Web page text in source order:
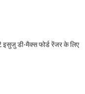
इसुजु डी-मैक्स फोर्ड रेंजर के लिए